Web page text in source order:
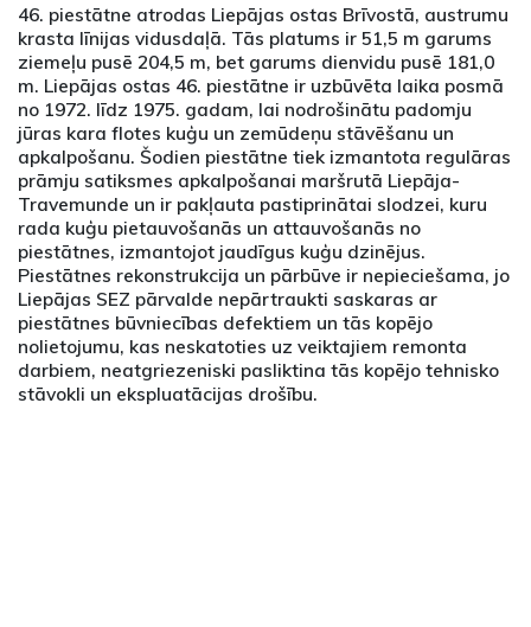
46. piestātne atrodas Liepājas ostas Brīvostā, austrumu
krasta līnijas vidusdaļā. Tās platums ir 51,5 m garums
ziemeļu pusē 204,5 m, bet garums dienvidu pusē 181,0
m. Liepājas ostas 46. piestātne ir uzbūvēta laika posmā
no 1972. līdz 1975. gadam, lai nodrošinātu padomju
jūras kara flotes kuģu un zemūdeņu stāvēšanu un
apkalpošanu. Šodien piestātne tiek izmantota regulāras
prāmju satiksmes apkalpošanai maršrutā Liepāja-
Travemunde un ir pakļauta pastiprinātai slodzei, kuru
rada kuģu pietauvošanās un attauvošanās no
piestātnes, izmantojot jaudīgus kuģu dzinējus.
Piestātnes rekonstrukcija un pārbūve ir nepieciešama, jo
Liepājas SEZ pārvalde nepārtraukti saskaras ar
piestātnes būvniecības defektiem un tās kopējo
nolietojumu, kas neskatoties uz veiktajiem remonta
darbiem, neatgriezeniski pasliktina tās kopējo tehnisko
stāvokli un ekspluatācijas drošību.